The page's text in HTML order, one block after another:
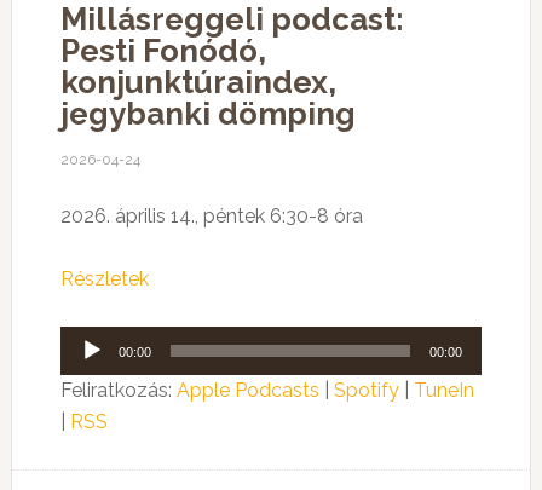
Millásreggeli podcast:
Pesti Fonódó,
konjunktúraindex,
jegybanki dömping
2026-04-24
2026. április 14., péntek 6:30-8 óra
Részletek
Audió
lejátszó
00:00 00:00
Feliratkozás: Apple Podcasts Spotify| TuneIn
RSS